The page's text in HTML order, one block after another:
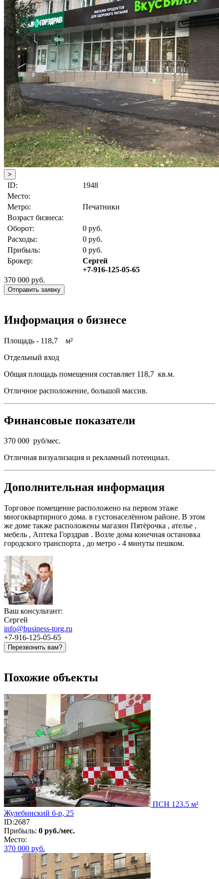
>
ID:
1948
Место:
Метро:
Печатники
Возраст бизнеса:
Оборот:
0 руб.
Расходы:
0 руб.
Прибыль:
0 руб.
Брокер:
Сергей
+7-916-125-05-65
370 000 руб.
Отправить заявку
Информация о бизнесе
Площадь - 118,7 м²
Отдельный вход
Общая площадь помещения составляет 118,7 кв.м.
Отличное расположение, большой массив.
Финансовые показатели
370 000 руб/мес.
Отличная визуализация и рекламный потенциал.
Дополнительная информация
Торговое помещение расположено на первом этаже
многоквартирного дома. в густонаселённом районе. В этом
же доме также расположены магазин Пятёрочка , ателье ,
мебель , Аптека Горздрав . Возле дома конечная остановка
городского транспорта , до метро - 4 минуты пешком.
Ваш консультант:
Сергей
info@business-torg.ru
+7-916-125-05-65
Перезвонить вам?
Похожие объекты
ПСН 123.5 м²
Жулебинский б-р, 25
ID:2687
Прибыль: 0 руб./мес.
Место:
370 000 руб.